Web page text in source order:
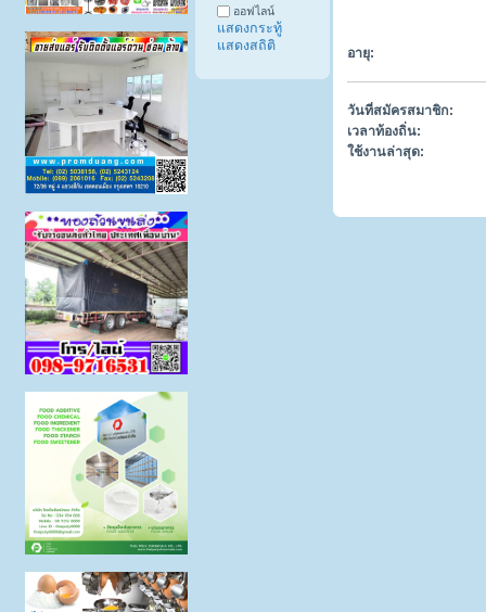
ออฟไลน์
แสดงกระทู้
แสดงสถิติ
อายุ:
วันที่สมัครสมาชิก:
เวลาท้องถิ่น:
ใช้งานล่าสุด: